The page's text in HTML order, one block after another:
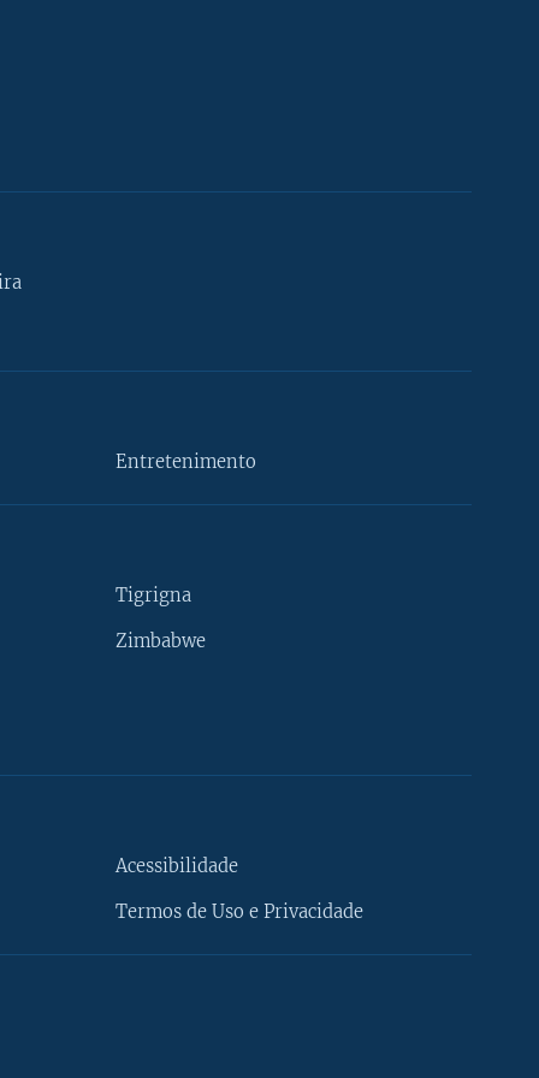
Entretenimento
Tigrigna
Zimbabwe
Acessibilidade
Termos de Uso e Privacidade